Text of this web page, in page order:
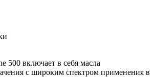
500 включает в себя масла
с широким спектром применения в